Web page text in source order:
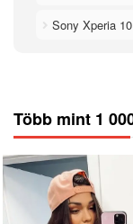
Sony Xperia
Több mint 1